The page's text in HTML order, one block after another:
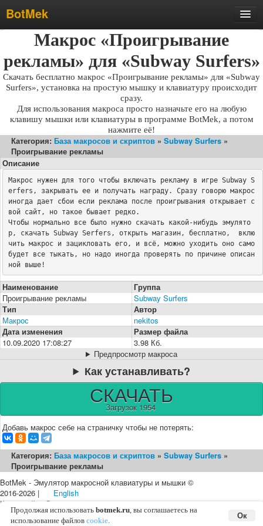
BotMek
Скачать
Обновления
Инструкция
Статьи
Бесплатные макросы
Тарифы
Отзывы
Поддержка
Форум
Макрос «Проигрывание
рекламы» для «Subway Surfers»
Скачать бесплатно макрос «Проигрывание рекламы» для «Subway
Surfers», установка на простую мышку и клавиатуру происходит
сразу.
Для использования макроса просто назначьте его на любую
клавишу мышки или клавиатуры в программе BotMek, а потом
нажмите её!
Категория: База макросов и скриптов » Subway Surfers »
Проигрывание рекламы
Описание
Макрос нужен для того чтобы включать рекламу в игре Subway S
erfers, закрывать ее и получать награду. Сразу говорю макрос
иногда дает сбои если реклама после проигрывания открывает с
вой сайт, но такое бывает редко.
Чтобы нормально все было нужно скачать какой-нибудь эмулято
р, скачать Subway Serfers, открыть магазин, бесплатно,  вклю
чить макрос и зацикловать его, и всё, можно уходить оно само
будет все тыкать, но надо иногда проверять по причине описан
ной выше!
Наименование
Группа
Проигрывание рекламы
Subway Surfers
Тип
Автор
Макрос
nekitos
Дата изменения
Размер файла
10.09.2020 17:08:27
3.98 Кб.
Предпросмотр макроса
Как устанавливать?
СКАЧАТЬ
Загрузок 1954
Добавь макрос себе на страничку чтобы не потерять:
Категория: База макросов и скриптов » Subway Surfers »
Проигрывание рекламы
BotMek - Эмулятор макросной клавиатуры и мышки ©
2016-2026 |
English
Карта сайта
Соглашение с пользователем